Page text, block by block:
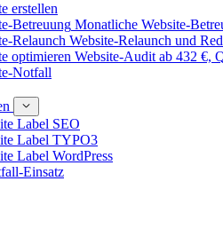
erstellen
Betreuung Monatliche Website-
Relaunch Website-Relaunch und
optimieren Website-Audit ab 432 €,
Notfall
Label SEO
Label TYPO3
Label WordPress
Einsatz